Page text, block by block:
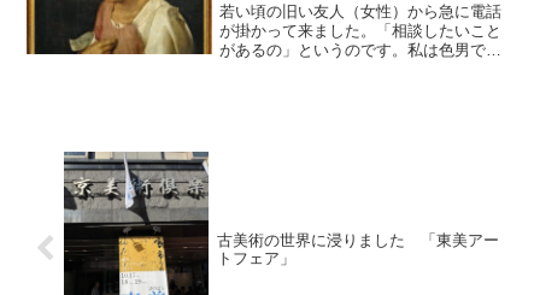
若い頃の旧い友人（女性）から急に電話
が掛かって来ました。「相談したいこと
があるの」というのです。私は色男です
古美術の世界に浸りました 「東美アー
トフェア」